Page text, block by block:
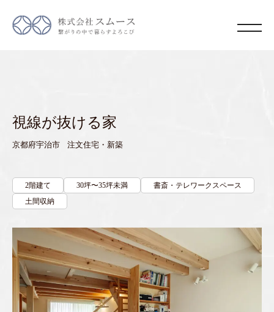
視線が抜ける家
京都府宇治市 注文住宅・新築
2階建て 30坪〜35坪未満
書斎・テレワークスペース
土間収納